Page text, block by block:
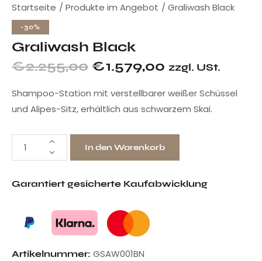
Startseite Produkte im Angebot Graliwash Black
-30%
Graliwash Black
€2.255,00 €1.579,00 zzgl. USt.
Shampoo-Station mit verstellbarer weißer Schüssel
und Alipes-Sitz, erhältlich aus schwarzem Skai.
In den Warenkorb
Garantiert gesicherte Kaufabwicklung
Artikelnummer: GSAW001BN